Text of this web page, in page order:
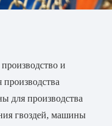
и
производства
для производства
гвоздей, машины